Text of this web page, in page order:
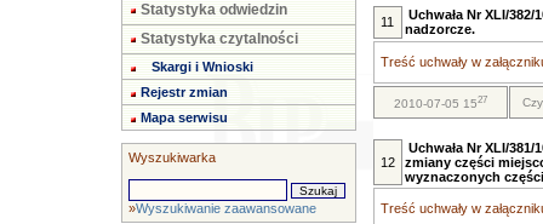
Statystyka odwiedzin
Statystyka czytalności
Skargi i Wnioski
Rejestr zmian
Mapa serwisu
Wyszukiwarka
»Wyszukiwanie zaawansowane
11
Uchwała Nr XLI/
nadzorcze.
Treść uchwały w
2010-07-05 1527
12
Uchwała Nr XLI/
zmiany części
wyznaczonych
Treść uchwały w